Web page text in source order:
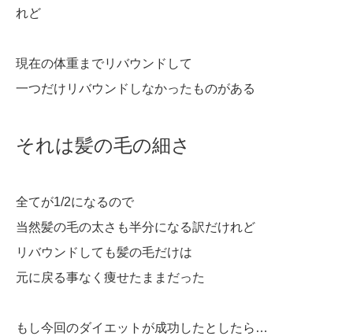
れど
現在の体重までリバウンドして
一つだけリバウンドしなかったものがある
それは髪の毛の細さ
全てが1/2になるので
当然髪の毛の太さも半分になる訳だけれど
リバウンドしても髪の毛だけは
元に戻る事なく痩せたままだった
もし今回のダイエットが成功したとしたら…